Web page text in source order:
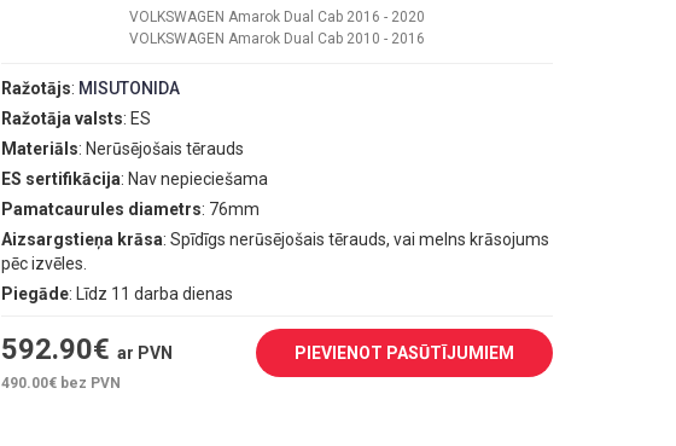
VOLKSWAGEN Amarok Dual Cab 2016 - 2020
VOLKSWAGEN Amarok Dual Cab 2010 - 2016
Ražotājs: MISUTONIDA
Ražotāja valsts: ES
Materiāls: Nerūsējošais tērauds
ES sertifikācija: Nav nepieciešama
Pamatcaurules diametrs: 76mm
Aizsargstieņa krāsa: Spīdīgs nerūsējošais tērauds, vai melns krāsojums
pēc izvēles.
Piegāde: Līdz 11 darba dienas
592.90€ ar PVN
490.00€ bez PVN
PIEVIENOT PASŪTĪJUMIEM